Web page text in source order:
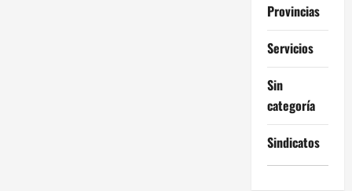
Provincias
Servicios
Sin
categoría
Sindicatos